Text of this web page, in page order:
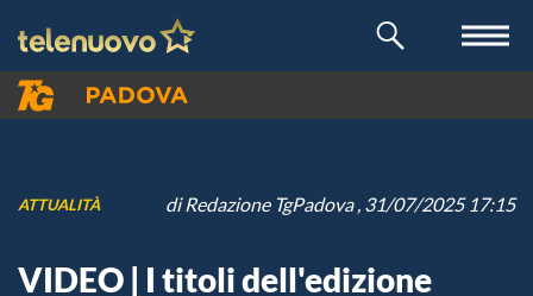
ATTUALITÀ diRedazione TgPadova, 31/07/2025 17:15
VIDEO | I titoli dell'edizione